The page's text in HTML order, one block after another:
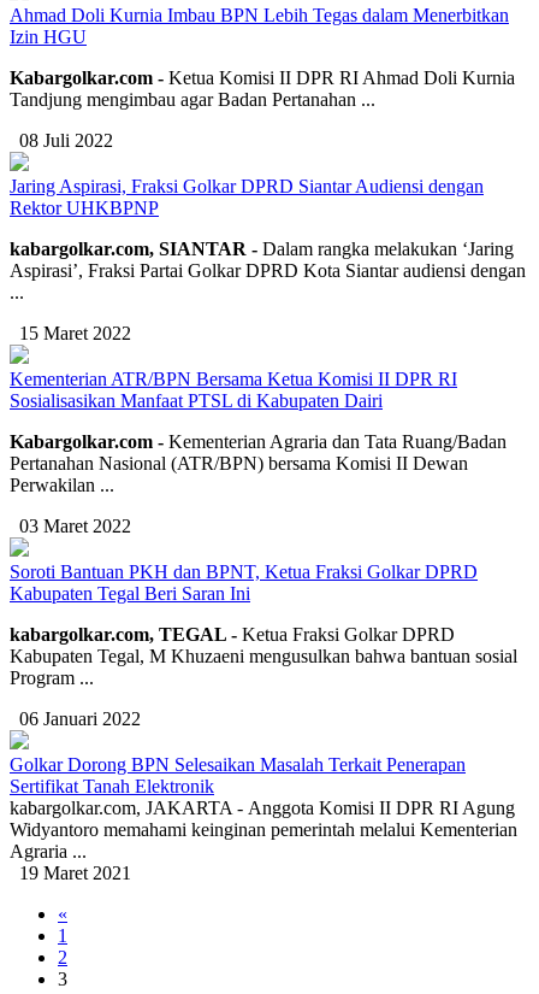
Ahmad Doli Kurnia Imbau BPN Lebih Tegas dalam Menerbitkan
Izin HGU
Kabargolkar.com - Ketua Komisi II DPR RI Ahmad Doli Kurnia
Tandjung mengimbau agar Badan Pertanahan ...
08 Juli 2022
Jaring Aspirasi, Fraksi Golkar DPRD Siantar Audiensi dengan
Rektor UHKBPNP
kabargolkar.com, SIANTAR - Dalam rangka melakukan ‘Jaring
Aspirasi’, Fraksi Partai Golkar DPRD Kota Siantar audiensi dengan
...
15 Maret 2022
Kementerian ATR/BPN Bersama Ketua Komisi II DPR RI
Sosialisasikan Manfaat PTSL di Kabupaten Dairi
Kabargolkar.com - Kementerian Agraria dan Tata Ruang/Badan
Pertanahan Nasional (ATR/BPN) bersama Komisi II Dewan
Perwakilan ...
03 Maret 2022
Soroti Bantuan PKH dan BPNT, Ketua Fraksi Golkar DPRD
Kabupaten Tegal Beri Saran Ini
kabargolkar.com, TEGAL - Ketua Fraksi Golkar DPRD
Kabupaten Tegal, M Khuzaeni mengusulkan bahwa bantuan sosial
Program ...
06 Januari 2022
Golkar Dorong BPN Selesaikan Masalah Terkait Penerapan
Sertifikat Tanah Elektronik
kabargolkar.com, JAKARTA - Anggota Komisi II DPR RI Agung
Widyantoro memahami keinginan pemerintah melalui Kementerian
Agraria ...
19 Maret 2021
«
1
2
3